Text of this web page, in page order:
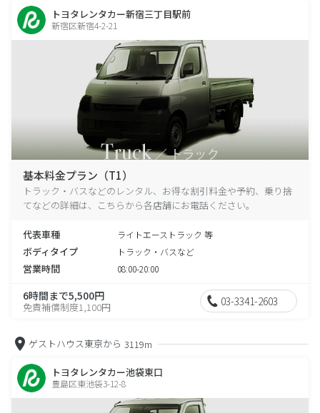
トヨタレンタカー新宿三丁目駅前
新宿区新宿4-2-21
基本料金プラン（T1）
トラック・バスなどのレンタル、お得な割引料金や予約、乗り捨
てなどの詳細は、こちらから各店舗にお電話ください。
代表車種 ライトエーストラック 等
ボディタイプ トラック・バスなど
営業時間 08:00-20:00
6時間まで5,500円
免責補償制度1,100円 03-3341-2603
ゲストハウス東京から 3119m
トヨタレンタカー池袋東口
豊島区東池袋3-12-8